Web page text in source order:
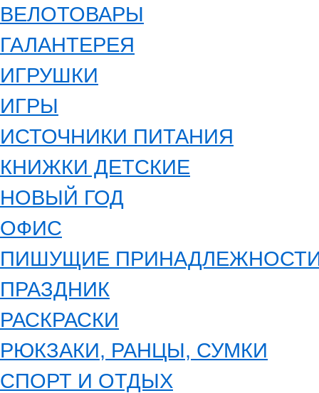
ВЕЛОТОВАРЫ
ГАЛАНТЕРЕЯ
ИГРУШКИ
ИГРЫ
ИСТОЧНИКИ ПИТАНИЯ
КНИЖКИ ДЕТСКИЕ
НОВЫЙ ГОД
ОФИС
ПИШУЩИЕ
ПРАЗДНИК
РАСКРАСКИ
РЮКЗАКИ, РАНЦЫ, СУМКИ
СПОРТ И ОТДЫХ